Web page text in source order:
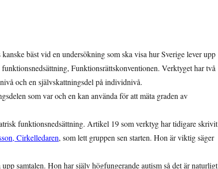
bäst vid en undersökning som ska visa hur Sverige lever upp
Funktionsrättskonventionen. Verktyget har två
och en självskattningsdel på individnivå.
som var och en kan använda för att mäta graden av
funktionsnedsättning. Artikel 19 som verktyg har tidigare skrivit
Cirkelledaren, som lett gruppen sen starten. Hon är viktig säger
samtalen. Hon har själv högfungerande autism så det är naturligt